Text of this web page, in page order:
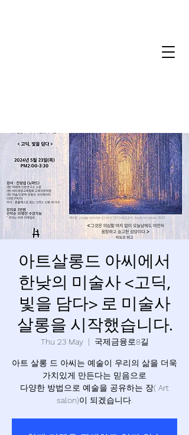
아트살롱드 아씨에서
한낮의 미술사 <고딕,
빛을 담다> 로 미술사
살롱을 시작했습니다.
Thu 23 May
  |
국제금융로8길
아트 살롱 드 아씨는 예술이 우리의 삶을 더욱
가치있게 만든다는 믿음으로
다양한 방법으로 예술을 공유하는 장( Art
salon)이 되겠습니다.